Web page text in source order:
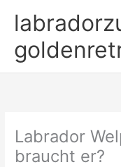
Inhalt
Labrador
braucht er?